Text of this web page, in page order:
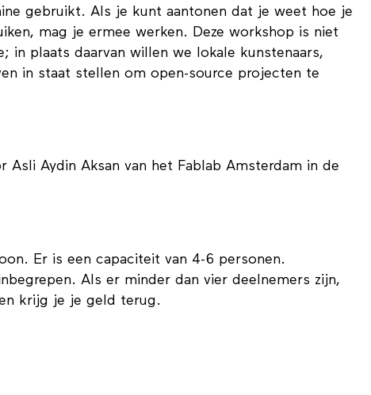
gebruikt. Als je kunt aantonen dat je weet hoe je
mag je ermee werken. Deze workshop is niet
in plaats daarvan willen we lokale kunstenaars,
in staat stellen om open-source projecten te
Asli Aydin Aksan van het Fablab Amsterdam in de
Er is een capaciteit van 4-6 personen.
Als er minder dan vier deelnemers zijn,
krijg je je geld terug.